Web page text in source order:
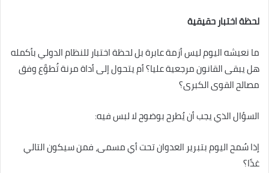
لحظة اختبار حقيقية
ما نعيشه اليوم ليس أزمة عابرة بل لحظة اختبار للنظام الدولي بأكمله
هل يبقى القانون مرجعية عليا؟ أم يتحول إلى أداة مرنة تُطوَّع وفق
مصالح القوى الكبرى؟
السؤال الذي يجب أن يُطرح بوضوح لا لبس فيه:
إذا سُمح اليوم بتبرير العدوان تحت أي مسمى، فمن سيكون التالي
غدًا؟